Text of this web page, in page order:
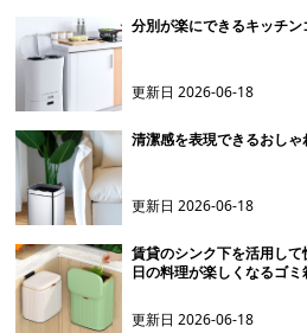
分別が楽にできるキッチ
更新日2026-06-18
清潔感を表現できるおし
更新日2026-06-18
賃貸のシンク下を活用し
日の料理が楽しくなるゴ
更新日2026-06-18